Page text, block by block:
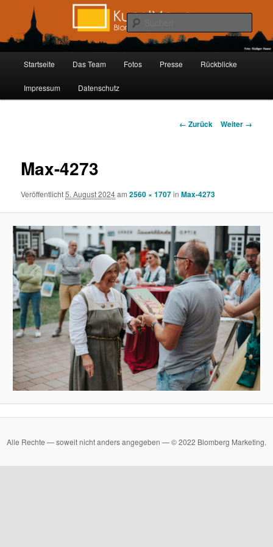
wechseln
Kunstmauer Blomberg
Startseite Das Team Fotos Presse Rückblicke
Impressum Datenschutz
Bilder-
← Zurück Weiter →
Max-4273
Veröffentlicht5. August 2024am2560 × 1707inMax-4273
Alle Rechte — soweit nicht anders angegeben — © 2022 Blomberg Marketing.